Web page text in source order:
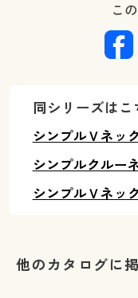
こ
同シリーズはこ
シンプルＶネッ
シンプルクルー
シンプルＶネッ
他のカタログに